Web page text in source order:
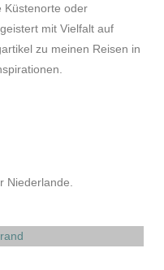
Küstenorte oder
mit Vielfalt auf
zu meinen Reisen in
Niederlande.
Die 5
Insider-Tipps